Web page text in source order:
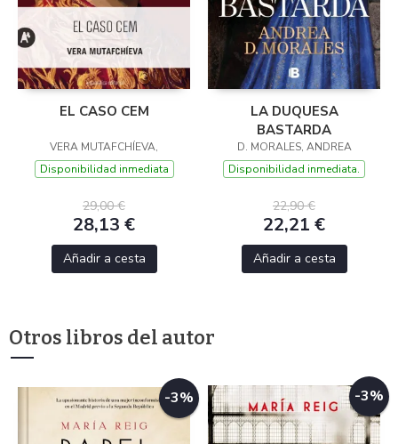
EL CASO CEM
VERA MUTAFCHÍEVA,
Disponibilidad inmediata
29,00 €
28,13 €
Añadir a cesta
LA DUQUESA
BASTARDA
D. MORALES, ANDREA
Disponibilidad inmediata.
22,90 €
22,21 €
Añadir a cesta
Otros libros del autor
-3% -3%